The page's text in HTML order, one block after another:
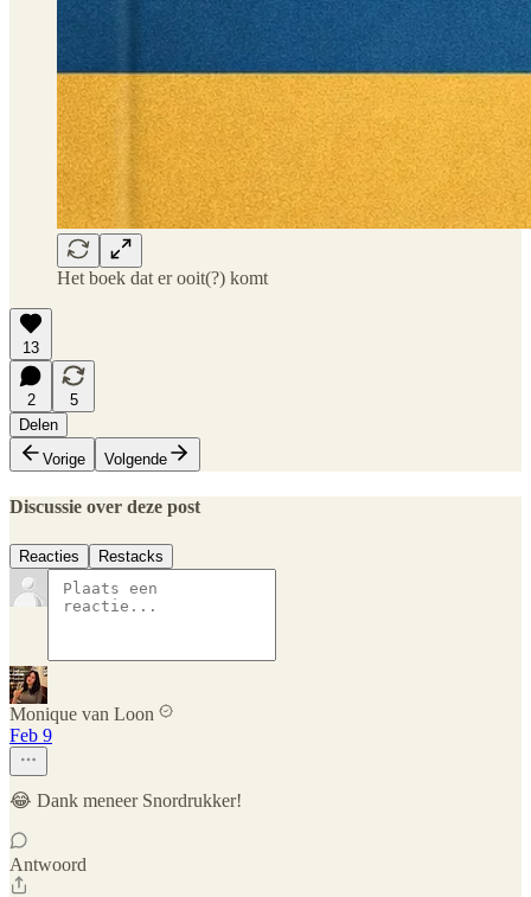
Het boek dat er ooit(?) komt
13
2
5
Delen
Vorige
Volgende
Discussie over deze post
Reacties Restacks
Monique van Loon
Feb 9
😂 Dank meneer Snordrukker!
Antwoord